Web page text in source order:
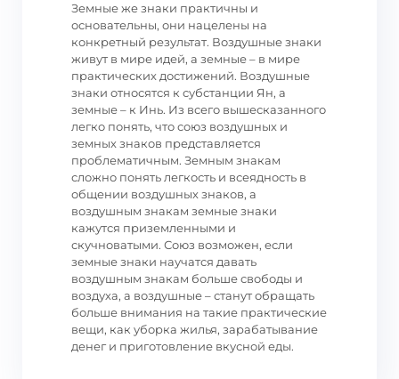
Земные же знаки практичны и
основательны, они нацелены на
конкретный результат. Воздушные знаки
живут в мире идей, а земные – в мире
практических достижений. Воздушные
знаки относятся к субстанции Ян, а
земные – к Инь. Из всего вышесказанного
легко понять, что союз воздушных и
земных знаков представляется
проблематичным. Земным знакам
сложно понять легкость и всеядность в
общении воздушных знаков, а
воздушным знакам земные знаки
кажутся приземленными и
скучноватыми. Союз возможен, если
земные знаки научатся давать
воздушным знакам больше свободы и
воздуха, а воздушные – станут обращать
больше внимания на такие практические
вещи, как уборка жилья, зарабатывание
денег и приготовление вкусной еды.